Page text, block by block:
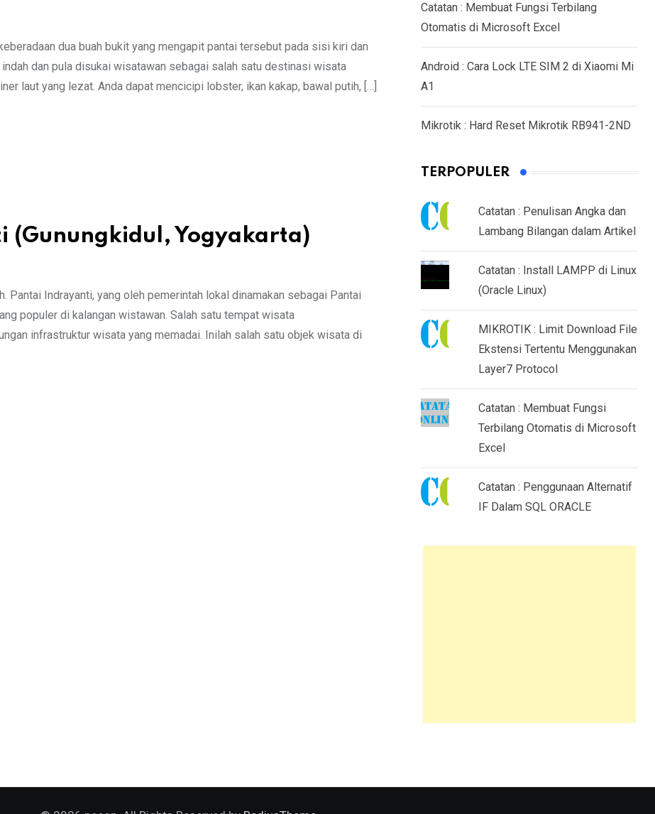
dua buah bukit yang mengapit pantai tersebut pada sisi kiri dan
dan pula disukai wisatawan sebagai salah satu destinasi wisata
laut yang lezat. Anda dapat mencicipi lobster, ikan kakap, bawal putih, […]
(Gunungkidul, Yogyakarta)
Pantai Indrayanti, yang oleh pemerintah lokal dinamakan sebagai Pantai
populer di kalangan wistawan. Salah satu tempat wisata
infrastruktur wisata yang memadai. Inilah salah satu objek wisata di
Catatan : Membuat Fungsi Terbilang
Otomatis di Microsoft Excel
Android : Cara Lock LTE SIM 2 di Xiaomi Mi
A1
Mikrotik : Hard Reset Mikrotik RB941-2ND
TERPOPULER
Catatan : Penulisan Angka dan
Lambang Bilangan dalam Artikel
Catatan : Install LAMPP di Linux
(Oracle Linux)
MIKROTIK : Limit Download File
Ekstensi Tertentu Menggunakan
Layer7 Protocol
Catatan : Membuat Fungsi
Terbilang Otomatis di Microsoft
Excel
Catatan : Penggunaan Alternatif
IF Dalam SQL ORACLE